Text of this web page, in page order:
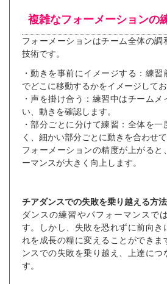
複雑なフォーメーションの
フォーメーションはチーム全体の調
技術です。
・動きを事前にイメージする：練
でどこに移動するかをイメージしてお
・声を掛け合う：練習中はチーム
い、動きを確認します。
・部分ごとに分けて練習：全体を
く、細かい部分ごとに動きを合わせて
フォーメーションの精度が上がると
ーマンスが大きく向上します。
チアダンスでの失敗を乗り越える方法
ダンスの練習やパフォーマンスで
す。しかし、失敗を恐れずに前向き
れを成長の糧に変えることができま
ンスでの失敗を乗り越え、上達につ
す。